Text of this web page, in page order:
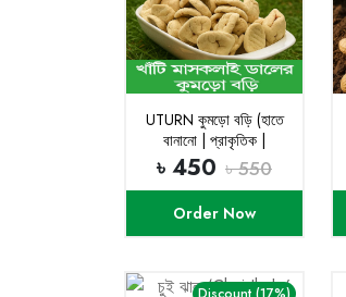
UTURN কুমড়ো বড়ি (হাতে
বানানো | প্রাকৃতিক |
কেমিক্যাল মুক্ত)
৳ 450 ৳ 550
Order Now